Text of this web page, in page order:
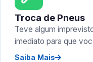
Troca de Pneus
Teve algum
imediato para que
Saiba Mais